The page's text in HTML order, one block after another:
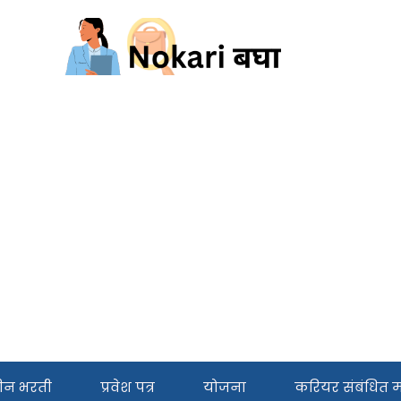
भरती प्रवेश पत्र योजना करियर संबंधित